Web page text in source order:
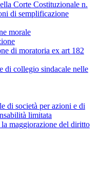
Corte Costituzionale n.
di semplificazione
morale
di moratoria ex art 182
di collegio sindacale nelle
di società per azioni e di
limitata
maggiorazione del diritto